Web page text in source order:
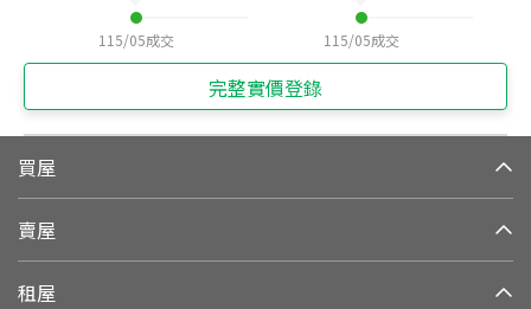
115/05成交 115/05成交
完整實價登錄
買屋
賣屋
租屋